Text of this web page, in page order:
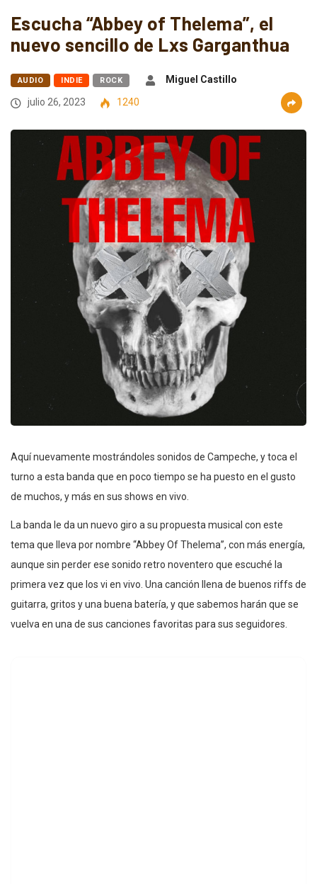
Escucha “Abbey of Thelema”, el
nuevo sencillo de Lxs Garganthua
AUDIO INDIE ROCK
Miguel Castillo
julio 26, 2023
1240
Aquí nuevamente mostrándoles sonidos de Campeche, y toca el
turno a esta banda que en poco tiempo se ha puesto en el gusto
de muchos, y más en sus shows en vivo.
La banda le da un nuevo giro a su propuesta musical con este
tema que lleva por nombre “Abbey Of Thelema”, con más energía,
aunque sin perder ese sonido retro noventero que escuché la
primera vez que los vi en vivo. Una canción llena de buenos riffs de
guitarra, gritos y una buena batería, y que sabemos harán que se
vuelva en una de sus canciones favoritas para sus seguidores.